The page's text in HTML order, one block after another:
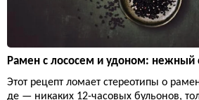
Рамен с лососем и удоном: нежный
Этот рецепт ломает стереотипы о
де — никаких 12-часовых бульонов,